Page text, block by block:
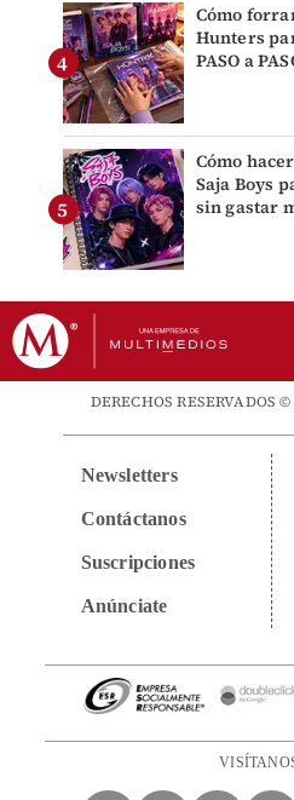
Cómo
Hunters
PASO a
Cómo
Saja Boys
sin gastar
DERECHOS RESERVADOS
Newsletters
Contáctanos
Suscripciones
Anúnciate